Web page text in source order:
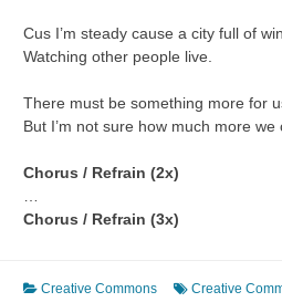
Cus I’m steady cause a city full of
Watching other people live.
There must be something more for
But I’m not sure how much more we
Chorus / Refrain (2x)
Chorus / Refrain (3x)
Creative Commons Creative